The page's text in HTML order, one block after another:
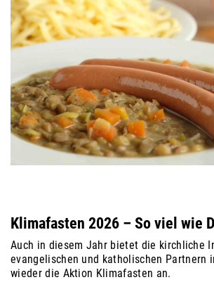
Klimafasten 2026 – So viel wie
Auch in diesem Jahr bietet die kirchliche
evangelischen und katholischen Partnern
wieder die Aktion Klimafasten an.